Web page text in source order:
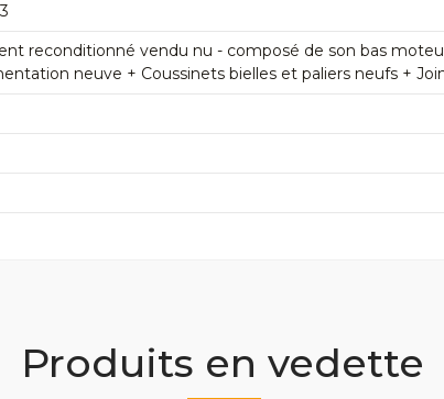
reconditionné vendu nu - composé de son bas
neuve + Coussinets bielles et paliers neufs +
Produits en vedette